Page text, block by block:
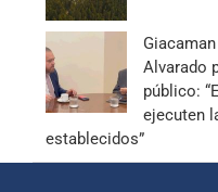
Alvarado
público:
ejecuten
establecidos”